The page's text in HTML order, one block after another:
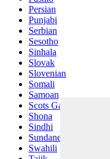
Persian
Punjabi
Serbian
Sesotho
Sinhala
Slovak
Slovenian
Somali
Samoan
Scots Gaelic
Shona
Sindhi
Sundanese
Swahili